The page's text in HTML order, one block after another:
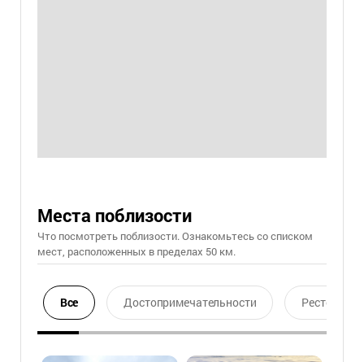
Места поблизости
Что посмотреть поблизости. Ознакомьтесь со списком
мест, расположенных в пределах 50 км.
Все Достопримечательности Ресторан